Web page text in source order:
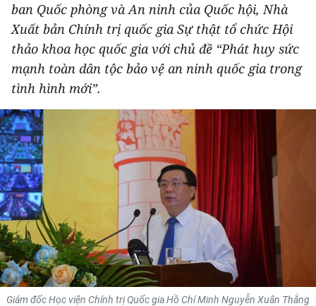
PHÁP LUẬT
DU LỊCH
THẾ GIỚI
THỂ THAO
GIÁO DỤC
Y TẾ
KHOA HỌC - CÔNG NGHỆ
MÔI TRƯỜNG
BẠN ĐỌC
ban Quốc phòng và An ninh của Quốc hội, Nhà
Xuất bản Chính trị quốc gia Sự thật tổ chức Hội
thảo khoa học quốc gia với chủ đề “Phát huy sức
mạnh toàn dân tộc bảo vệ an ninh quốc gia trong
tình hình mới”.
Giám đốc Học viện Chính trị Quốc gia Hồ Chí Minh Nguyễn Xuân Thắng